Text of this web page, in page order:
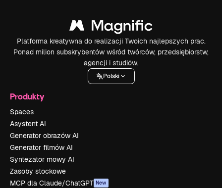
Platforma kreatywna do realizacji Twoich najlepszych prac.
Ponad milion subskrybentów wśród twórców, przedsiębiorstw,
agencji i studiów.
Polski
Produkty
Spaces
Asystent AI
Generator obrazów AI
Generator filmów AI
Syntezator mowy AI
Zasoby stockowe
MCP dla Claude/ChatGPT New